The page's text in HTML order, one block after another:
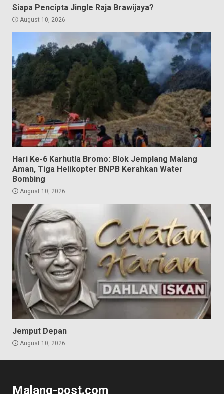
Siapa Pencipta Jingle Raja Brawijaya?
August 10, 2026
Hari Ke-6 Karhutla Bromo: Blok Jemplang Malang
Aman, Tiga Helikopter BNPB Kerahkan Water
Bombing
August 10, 2026
Jemput Depan
August 10, 2026
Malang-post.com